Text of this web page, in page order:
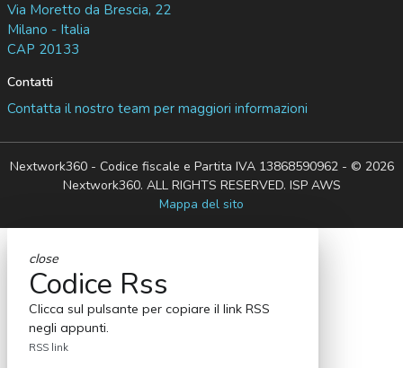
Via Moretto da Brescia, 22
Milano - Italia
CAP 20133
Contatti
Contatta il nostro team per maggiori informazioni
Nextwork360 - Codice fiscale e Partita IVA 13868590962 - © 2026
Nextwork360. ALL RIGHTS RESERVED. ISP AWS
Mappa del sito
close
Codice Rss
Clicca sul pulsante per copiare il link RSS
negli appunti.
RSS link